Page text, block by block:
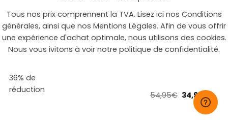
Tous nos prix comprennent la TVA. Lisez ici nos Conditions
générales, ainsi que nos Mentions Légales. Afin de vous offrir
une expérience d'achat optimale, nous utilisons des cookies.
Nous vous ivitons à voir notre politique de confidentialité.
54,95€ Le
prix
34,95 € Le
prix
36% de
réduction